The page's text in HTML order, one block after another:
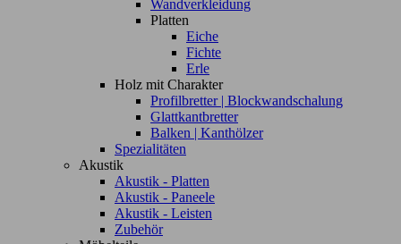
Wandverkleidung
Platten
Eiche
Fichte
Erle
Holz mit Charakter
Profilbretter | Blockwandschalung
Glattkantbretter
Balken | Kanthölzer
Spezialitäten
Akustik
Akustik - Platten
Akustik - Paneele
Akustik - Leisten
Zubehör